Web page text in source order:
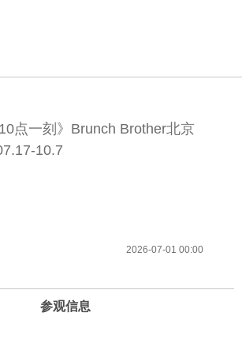
10点一刻》Brunch Brother北京
10.7
2026-07-01 00:00
参观信息